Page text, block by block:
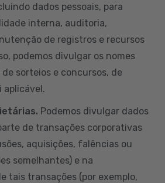
dados pessoais, para
interna, auditoria,
de registros e recursos
podemos divulgar os nomes
sorteios e concursos, de
aplicável.
Podemos divulgar dados
de transações corporativas
aquisições, falências ou
semelhantes) e na
tais transações (por exemplo,